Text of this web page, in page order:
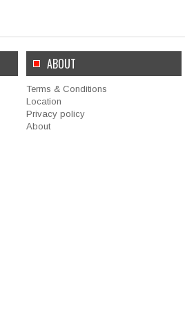
ABOUT
Terms & Conditions
Location
Privacy policy
About